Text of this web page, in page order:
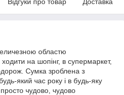
областю
на шопінг, в супермаркет,
Сумка зроблена з
який час року і в будь-яку
чудово, чудово